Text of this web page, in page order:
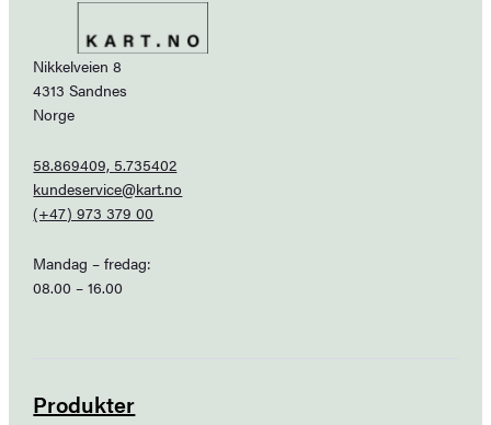
Nikkelveien 8
4313 Sandnes
Norge
58.869409, 5.735402
kundeservice@kart.no
(+47) 973 379 00
Mandag – fredag:
08.00 – 16.00
Produkter